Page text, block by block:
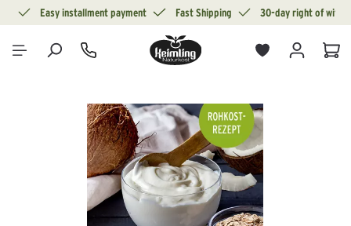
contentEasy installment payment Fast Shipping 30-day right of
Skip image gallery